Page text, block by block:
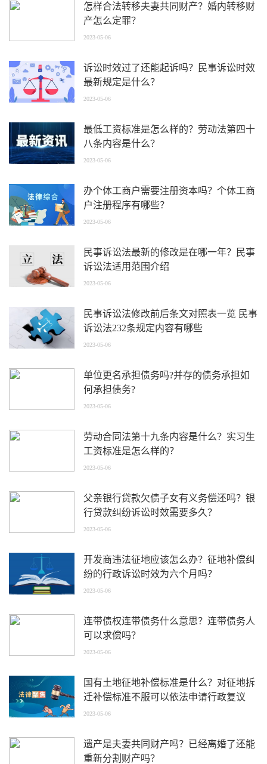
怎样合法转移夫妻共同财产？婚内转移财
产怎么定罪？
2023-05-06
诉讼时效过了还能起诉吗？民事诉讼时效
最新规定是什么？
2023-05-06
最低工资标准是怎么样的？劳动法第四十
八条内容是什么？
2023-05-06
办个体工商户需要注册资本吗？个体工商
户注册程序有哪些？
2023-05-06
民事诉讼法最新的修改是在哪一年？民事
诉讼法适用范围介绍
2023-05-06
民事诉讼法修改前后条文对照表一览 民事
诉讼法232条规定内容有哪些
2023-05-06
单位更名承担债务吗?并存的债务承担如
何承担债务?
2023-05-06
劳动合同法第十九条内容是什么？实习生
工资标准是怎么样的？
2023-05-06
父亲银行贷款欠债子女有义务偿还吗？银
行贷款纠纷诉讼时效需要多久？
2023-05-06
开发商违法征地应该怎么办？征地补偿纠
纷的行政诉讼时效为六个月吗？
2023-05-06
连带债权连带债务什么意思？连带债务人
可以求偿吗？
2023-05-06
国有土地征地补偿标准是什么？对征地拆
迁补偿标准不服可以依法申请行政复议
吗？
2023-05-06
遗产是夫妻共同财产吗？已经离婚了还能
重新分割财产吗？